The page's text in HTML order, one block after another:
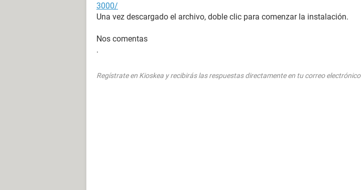
3000/
Una vez descargado el archivo, doble clic para comenzar la instalación.
Nos comentas
.
Regístrate en Kioskea y recibirás las respuestas directamente en tu correo electrónico